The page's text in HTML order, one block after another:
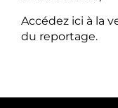
Accédez ici à la
du reportage.